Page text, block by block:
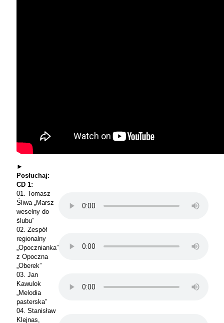
►
Posłuchaj:
CD 1:
01. Tomasz
Śliwa „Marsz
weselny do
ślubu”
02. Zespół
regionalny
„Opocznianka”
z Opoczna
„Oberek”
03. Jan
Kawulok
„Melodia
pasterska”
04. Stanisław
Klejnas,